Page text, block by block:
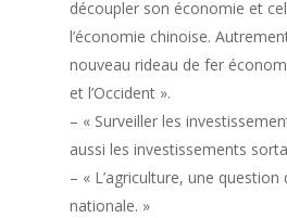
découpler son économie et
l’économie chinoise.
nouveau rideau de fer
et l’Occident ».
– « Surveiller les
aussi les investissements
– « L’agriculture, une question
nationale. »